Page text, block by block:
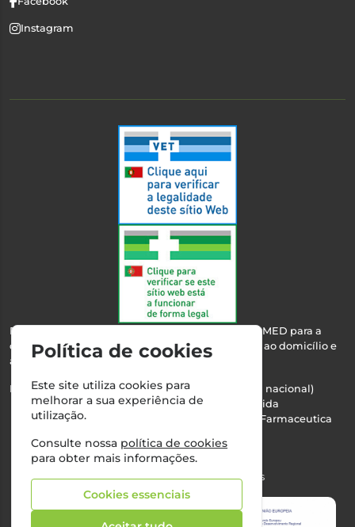
Instagram
Esta farmácia encontra-se autorizada pelo INFARMED para a
dispensa de medicamentos e produtos de saúde ao domicílio e
através da internet.
Nº Infarmed: 21 798 7100 (chamada para rede fixa nacional)
Direção Técnica:Maria Teresa Almeida
NIPC:510103669 | Teresa Almeida - Sociedade Farmaceutica
Alvará nº:2994
©2026 Todos os direitos reservados
Política de cookies
Este site utiliza cookies para
melhorar a sua experiência de
utilização.
Consulte nossa política de cookies
para obter mais informações.
Cookies essenciais